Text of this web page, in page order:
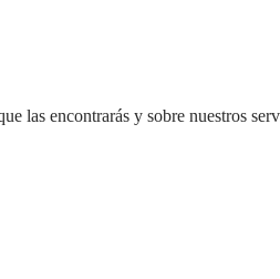
las encontrarás y sobre nuestros